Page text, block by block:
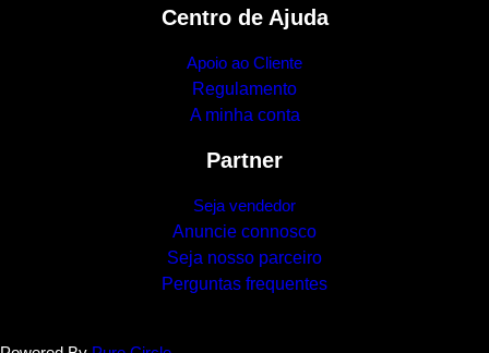
Centro de Ajuda
Apoio ao Cliente
Regulamento
A minha conta
Partner
Seja vendedor
Anuncie connosco
Seja nosso parceiro
Perguntas frequentes